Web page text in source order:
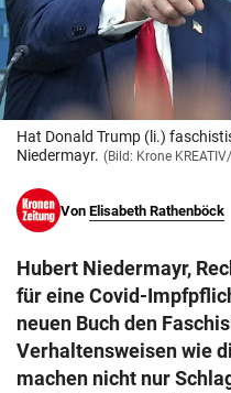
© Krone Multimedia GmbH &
Muthgasse 2, 1190 Wien
Hat Donald Trump (li.)
Niedermayr. (Bild: Krone
Von Elisabeth Rathenböck
Hubert Niedermayr,
für eine Covid-
neuen Buch den
Verhaltensweisen wie
machen nicht nur